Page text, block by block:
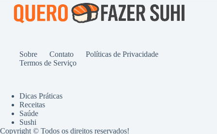
Sobre Contato
Políticas de Privacidade
Termos de Serviço
Dicas Práticas
Receitas
Saúde
Sushi
Copyright © Todos os direitos reservados!